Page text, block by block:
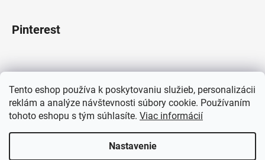
Tento eshop používa k poskytovaniu služieb, personalizácii
reklám a analýze návštevnosti súbory cookie. Používaním
tohoto eshopu s tým súhlasíte. Viac informácií
Nastavenie
Pinterest
Instagram